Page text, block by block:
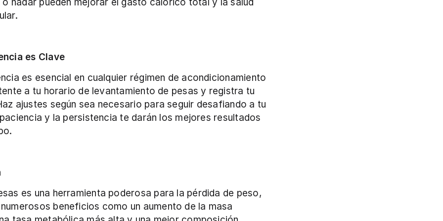
es Clave
es esencial en cualquier régimen de acondicionamiento
a tu horario de levantamiento de pesas y registra tu
ajustes según sea necesario para seguir desafiando a tu
y la persistencia te darán los mejores resultados
es una herramienta poderosa para la pérdida de peso,
beneficios como un aumento de la masa